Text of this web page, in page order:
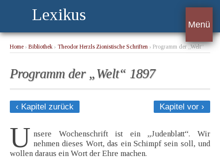
Lexikus
Menü
Home › Bibliothek › Theodor Herzls Zionistische Schriften › Programm der „Welt“
Programm der „Welt“ 1897
‹ Kapitel zurück Kapitel vor ›
U nsere Wochenschrift ist ein „Judenblatt“. Wir
nehmen dieses Wort, das ein Schimpf sein soll, und
wollen daraus ein Wort der Ehre machen.